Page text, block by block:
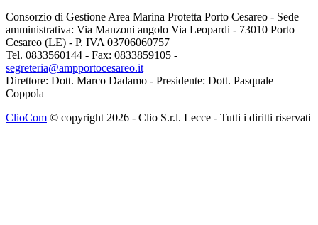
Consorzio di Gestione Area Marina Protetta Porto Cesareo - Sede
amministrativa: Via Manzoni angolo Via Leopardi - 73010 Porto
Cesareo (LE) - P. IVA 03706060757
Tel. 0833560144 - Fax: 0833859105 -
segreteria@ampportocesareo.it
Direttore: Dott. Marco Dadamo - Presidente: Dott. Pasquale
Coppola
ClioCom © copyright 2026 - Clio S.r.l. Lecce - Tutti i diritti riservati